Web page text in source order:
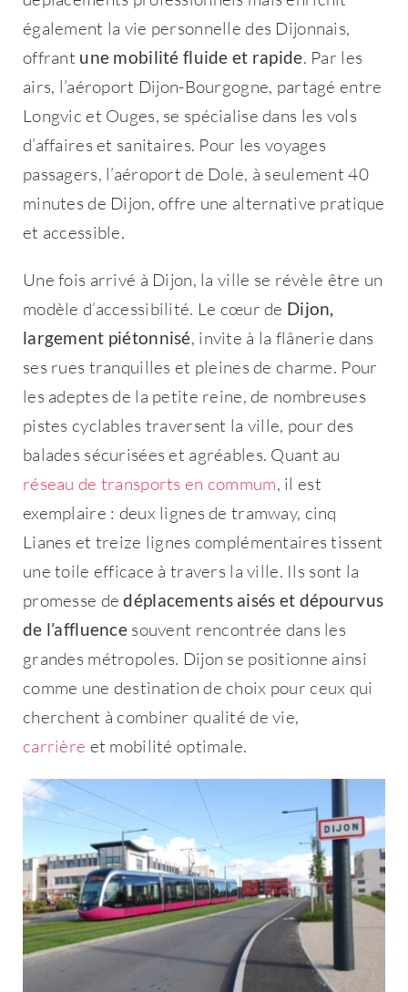
également la vie personnelle des Dijonnais,
offrant une mobilité fluide et rapide. Par les
airs, l’aéroport Dijon-Bourgogne, partagé entre
Longvic et Ouges, se spécialise dans les vols
d’affaires et sanitaires. Pour les voyages
passagers, l’aéroport de Dole, à seulement 40
minutes de Dijon, offre une alternative pratique
et accessible.
Une fois arrivé à Dijon, la ville se révèle être un
modèle d’accessibilité. Le cœur de Dijon,
largement piétonnisé, invite à la flânerie dans
ses rues tranquilles et pleines de charme. Pour
les adeptes de la petite reine, de nombreuses
pistes cyclables traversent la ville, pour des
balades sécurisées et agréables. Quant au
réseau de transports en commum, il est
exemplaire : deux lignes de tramway, cinq
Lianes et treize lignes complémentaires tissent
une toile efficace à travers la ville. Ils sont la
promesse dedéplacements aisés et dépourvus
de l’affluence souvent rencontrée dans les
grandes métropoles. Dijon se positionne ainsi
comme une destination de choix pour ceux qui
cherchent à combiner qualité de vie,
carrière et mobilité optimale.